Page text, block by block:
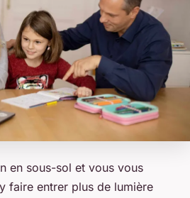
en sous-sol et vous vous
faire entrer plus de lumière